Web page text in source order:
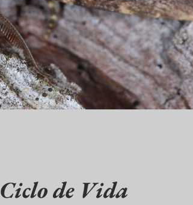
Ciclo de Vida